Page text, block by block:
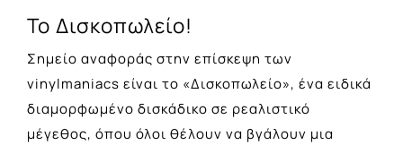
Το Δισκοπωλείο!
Σημείο αναφοράς στην επίσκεψη των
vinylmaniacs είναι το «Δισκοπωλείο», ένα ειδικά
διαμορφωμένο δισκάδικο σε ρεαλιστικό
μέγεθος, όπου όλοι θέλουν να βγάλουν μια